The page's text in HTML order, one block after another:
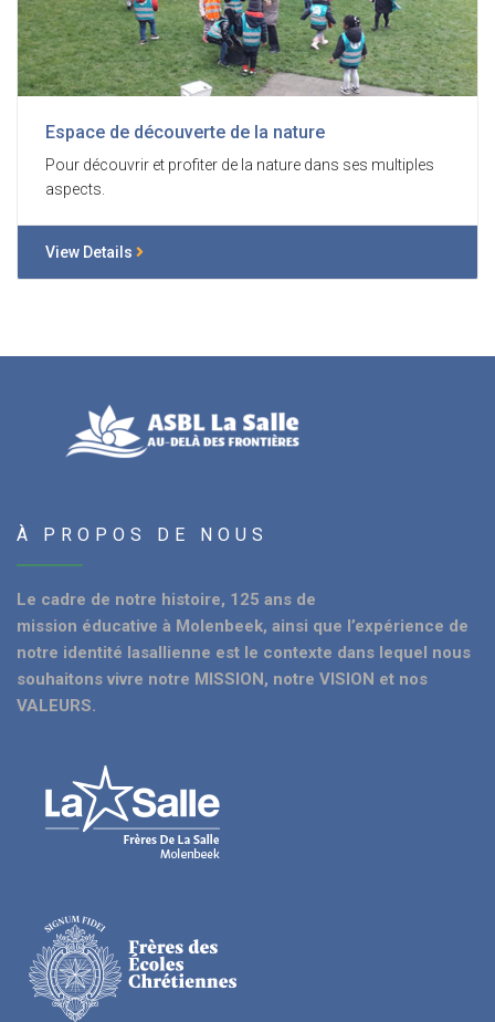
Espace de découverte de la nature
Pour découvrir et profiter de la nature dans ses multiples
aspects.
View Details
À PROPOS DE NOUS
Le cadre de notre histoire, 125 ans de
mission éducative à Molenbeek, ainsi que l’expérience de
notre identité lasallienne est le contexte dans lequel nous
souhaitons vivre notre MISSION, notre VISION et nos
VALEURS.